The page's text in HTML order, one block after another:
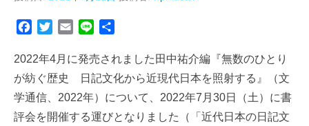
c
e
b
o
o
i
t
t
e
r
E
a
n
e
2022年4月に発売されました田中祐介編『無数のひとり
が紡ぐ歴史 日記文化から近現代日本を照射する』（文
学通信、2022年）について、2022年7月30日（土）に書
評会を開催する運びとなりました（「近代日本の日記文